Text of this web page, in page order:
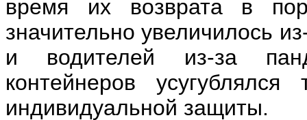
время их возврата в
значительно увеличилось
и водителей из-за
контейнеров
индивидуальной защиты.